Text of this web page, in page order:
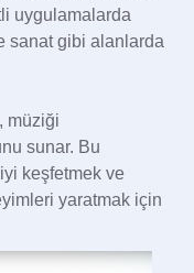
uygulamalarda
sanat gibi alanlarda
müziği
sunar. Bu
keşfetmek ve
yaratmak için